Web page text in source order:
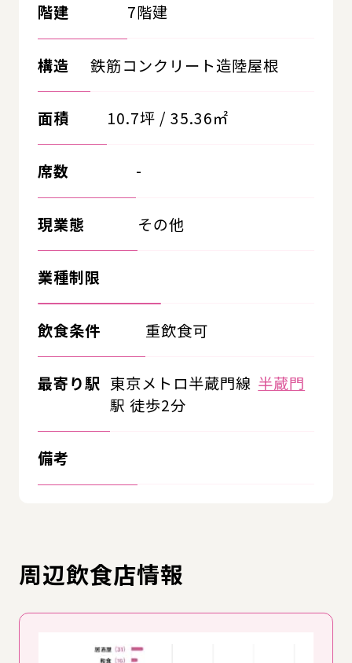
階建 7階建
構造 鉄筋コンクリート造陸屋根
面積 10.7坪 / 35.36㎡
席数 -
現業態 その他
業種制限
飲食条件 重飲食可
最寄り駅 東京メトロ半蔵門線 半蔵門
駅 徒歩2分
備考
周辺飲食店情報